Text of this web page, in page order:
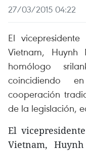
27/03/2015 04:22
El
Vietnam,
homólogo
coincidiendo
cooperación
de la legislación,
El
Vietnam,